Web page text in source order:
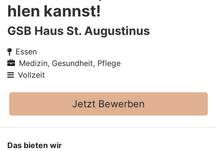
hlen kannst!
GSB Haus St. Augustinus
Essen
Medizin, Gesundheit, Pflege
Vollzeit
Jetzt Bewerben
Das bieten wir